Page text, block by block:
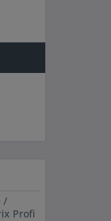
/
Profi